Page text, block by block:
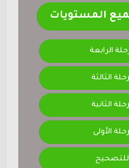
المستويات
للتصحيح